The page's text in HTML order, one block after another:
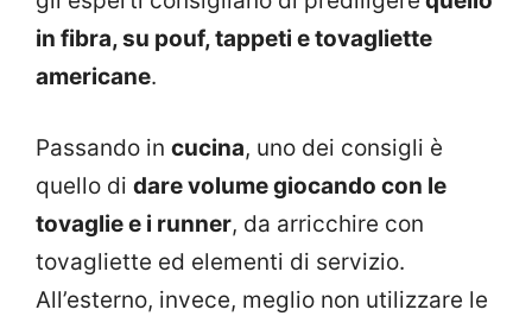
in fibra, su pouf, tappeti e tovagliette
americane.
Passando in cucina, uno dei consigli è
quello di dare volume giocando con le
tovaglie e i runner, da arricchire con
tovagliette ed elementi di servizio.
All’esterno, invece, meglio non utilizzare le